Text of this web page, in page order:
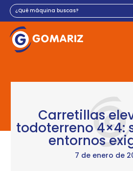
Carretillas
todoterreno 4×4:
entornos
7 de enero de